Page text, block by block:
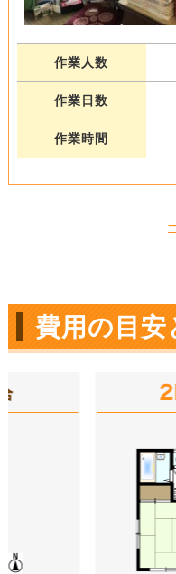
作業人数
作業日数
作業時間
費用の目安